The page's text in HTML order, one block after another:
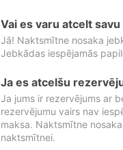
Vai es varu atcelt
Jā! Naktsmītne nosaka
Jebkādas iespējamās
Ja es atcelšu
Ja jums ir rezervējums ar
rezervējumu vairs nav
maksa. Naktsmītne
naktsmītnei.